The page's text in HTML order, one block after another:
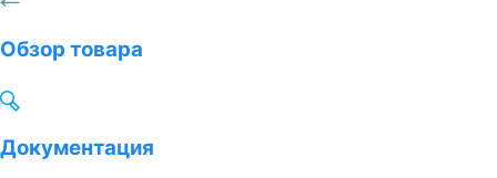
Обзор товара
Документация